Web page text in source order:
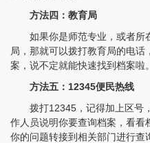
方法四：教育局
如果你是师范专业，或者所
局，那就可以拨打教育局的电
案，说不定就能快速找到档案啦。
方法五：12345便民热线
拨打12345，记得加上区号
作人员说明你要查询档案，看
你的问题转接到相关部门进行查
程女士 134****3518